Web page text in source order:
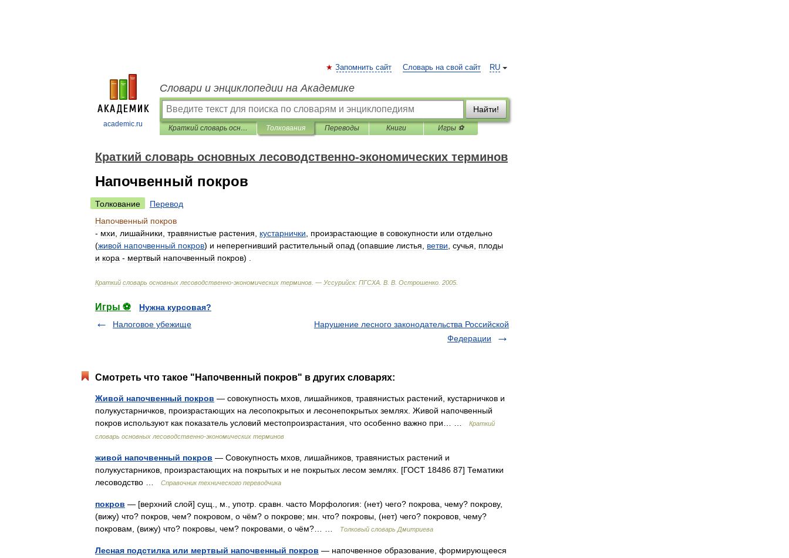
academic.ru
RU
Запомнить сайт Словарь на свой сайт
Словари и энциклопедии на Академике
Найти!
Краткий словарь основных лесоводственно-экономических терминов Толкования Переводы Книги Игры ⚽
Краткий словарь основных лесоводственно-экономических терминов
Напочвенный покров
Толкование
Перевод
Напочвенный покров
- мхи лишайники травянистые растения кустарнички произрастающие в совокупности или отдельно
(живой напочвенный покров) и неперегнивший растительный опад (опавшие листья ветви сучья
плоды
и кора - мертвый напочвенный покров) .
Краткий словарь основных лесоводственно-экономических терминов . — Уссурийск: ПГСХА В В Острошенко 2005
Игры ⚽
Нужна курсовая?
Налоговое убежище
Нарушение лесного законодательства Российской
Федерации
Смотреть что такое "Напочвенный покров" в других словарях:
Живой напочвенный покров — совокупность мхов, лишайников, травянистых растений, кустарничков и
полукустарничков, произрастающих на лесопокрытых и лесонепокрытых землях. Живой напочвенный
покров используют как показатель условий местопроизрастания, что особенно важно при… …
Краткий
словарь основных лесоводственно-экономических терминов
живой напочвенный покров — Совокупность мхов, лишайников, травянистых растений и
полукустарников, произрастающих на покрытых и не покрытых лесом землях. [ГОСТ 18486 87] Тематики
лесоводство …
Справочник технического переводчика
покров — [верхний слой] сущ., м., употр. сравн. часто Морфология: (нет) чего? покрова, чему? покрову,
(вижу) что? покров, чем? покровом, о чём? о покрове; мн. что? покровы, (нет) чего? покровов, чему?
покровам, (вижу) что? покровы, чем? покровами, о чём?… …
Толковый словарь Дмитриева
Лесная подстилка или мертвый напочвенный покров — напочвенное образование, формирующееся